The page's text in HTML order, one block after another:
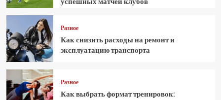
Разное
Как снизить расходы на ремонт и
эксплуатацию транспорта
Разное
Как выбрать формат тренировок: